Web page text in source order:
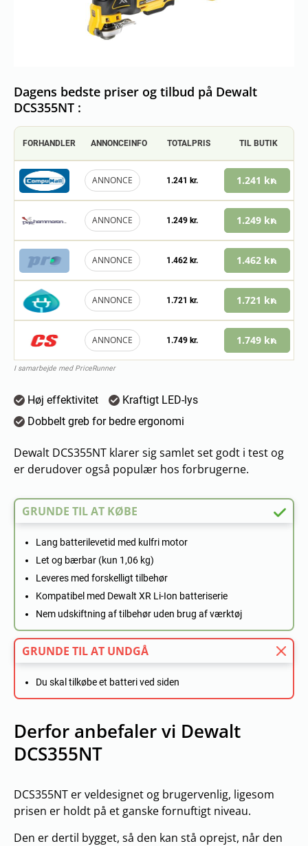
Dagens bedste priser og tilbud på Dewalt
DCS355NT :
FORHANDLER ANNONCEINFO TOTALPRIS TIL BUTIK
ANNONCE 1.241 kr. 1.241 kr.
ANNONCE 1.249 kr. 1.249 kr.
ANNONCE 1.462 kr. 1.462 kr.
ANNONCE 1.721 kr. 1.721 kr.
ANNONCE 1.749 kr. 1.749 kr.
I samarbejde med PriceRunner
Høj effektivitet
Kraftigt LED-lys
Dobbelt greb for bedre ergonomi
Dewalt DCS355NT klarer sig samlet set godt i test og
er derudover også populær hos forbrugerne.
GRUNDE TIL AT KØBE
Lang batterilevetid med kulfri motor
Let og bærbar (kun 1,06 kg)
Leveres med forskelligt tilbehør
Kompatibel med Dewalt XR Li-Ion batteriserie
Nem udskiftning af tilbehør uden brug af værktøj
GRUNDE TIL AT UNDGÅ
Du skal tilkøbe et batteri ved siden
Derfor anbefaler vi Dewalt
DCS355NT
DCS355NT er veldesignet og brugervenlig, ligesom
prisen er holdt på et ganske fornuftigt niveau.
Den er dertil bygget, så den kan stå oprejst, når den